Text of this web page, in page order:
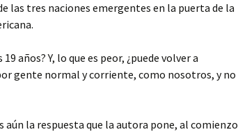
las tres naciones emergentes en la puerta de la
años? Y, lo que es peor, ¿puede volver a
gente normal y corriente, como nosotros, y no
la respuesta que la autora pone, al comienzo